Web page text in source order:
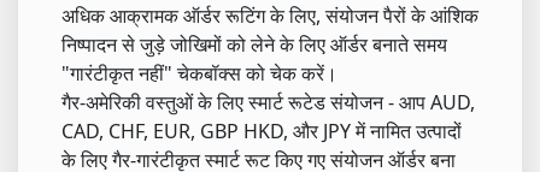
अधिक आक्रामक ऑर्डर रूटिंग के लिए, संयोजन पैरों के आंशिक
निष्पादन से जुड़े जोखिमों को लेने के लिए ऑर्डर बनाते समय
"गारंटीकृत नहीं" चेकबॉक्स को चेक करें।
गैर-अमेरिकी वस्तुओं के लिए स्मार्ट रूटेड संयोजन - आप AUD,
CAD, CHF, EUR, GBP HKD, और JPY में नामित उत्पादों
के लिए गैर-गारंटीकृत स्मार्ट रूट किए गए संयोजन ऑर्डर बना